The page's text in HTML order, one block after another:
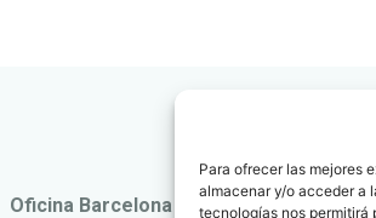
Para ofrecer las mejores
almacenar y/o acceder a
tecnologías nos permitirá
Oficina Barcelona